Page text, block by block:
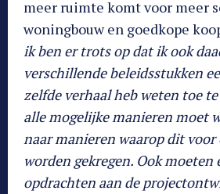
meer ruimte komt voor meer
woningbouw en goedkope
ik ben er trots op dat ik ook
verschillende beleidsstukken
zelfde verhaal heb weten toe
alle mogelijke manieren moet
naar manieren waarop dit voor
worden gekregen. Ook moeten
opdrachten aan de